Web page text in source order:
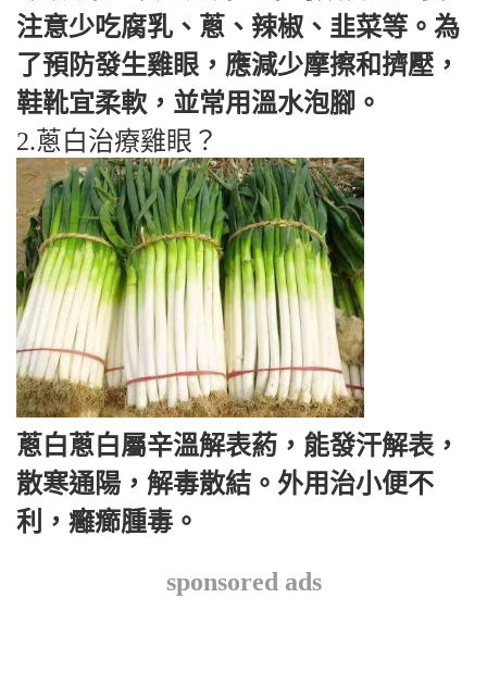
注意少吃腐乳、蔥、辣椒、韭菜等。為
了預防發生雞眼，應減少摩擦和擠壓，
鞋靴宜柔軟，並常用溫水泡腳。
2.蔥白治療雞眼？
蔥白蔥白屬辛溫解表葯，能發汗解表，
散寒通陽，解毒散結。外用治小便不
利，癰癤腫毒。
sponsored ads